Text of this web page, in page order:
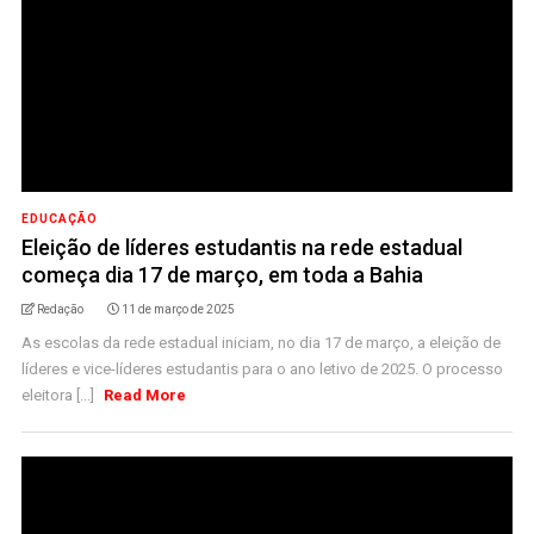
EDUCAÇÃO
Eleição de líderes estudantis na rede estadual
começa dia 17 de março, em toda a Bahia
Redação 11 de março de 2025
As escolas da rede estadual iniciam, no dia 17 de março, a eleição de
líderes e vice-líderes estudantis para o ano letivo de 2025. O processo
eleitora [...]
Read More